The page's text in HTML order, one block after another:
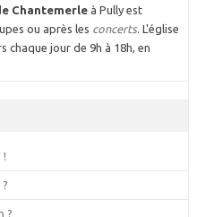
Chantemerleà Pully est
ou après les concerts. L'église
chaque jour de 9h à 18h, en
!
?